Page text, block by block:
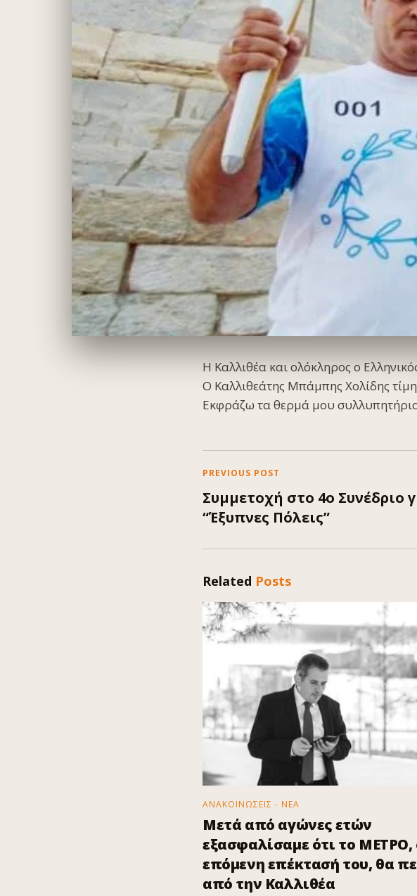
Η Καλλιθέα και ολόκληρος ο
Ο Καλλιθεάτης Μπάμπης Χολίδης
Εκφράζω τα θερμά μου συλλυπητήρια
PREVIOUS POST
Συμμετοχή στο 4ο Συνέδριο
“Έξυπνες Πόλεις”
Related Posts
ΑΝΑΚΟΙΝΩΣΕΙΣ - ΝΕΑ
Μετά από αγώνες ετών
εξασφαλίσαμε ότι το ΜΕΤΡΟ,
επόμενη επέκτασή του, θα
από την Καλλιθέα